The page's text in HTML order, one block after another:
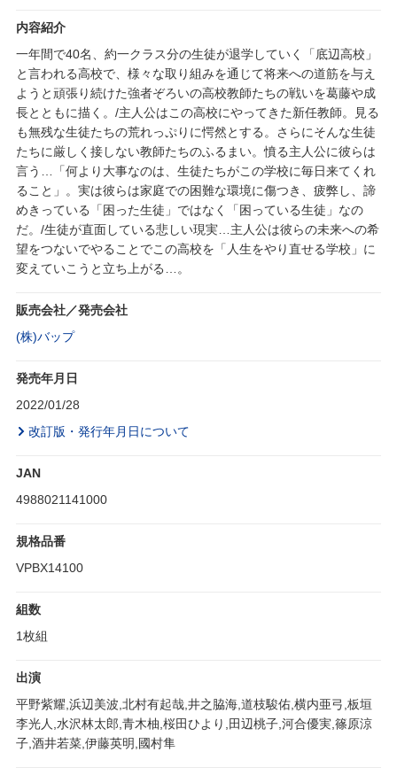
内容紹介
一年間で40名、約一クラス分の生徒が退学していく「底辺高校」
と言われる高校で、様々な取り組みを通じて将来への道筋を与え
ようと頑張り続けた強者ぞろいの高校教師たちの戦いを葛藤や成
長とともに描く。/主人公はこの高校にやってきた新任教師。見る
も無残な生徒たちの荒れっぷりに愕然とする。さらにそんな生徒
たちに厳しく接しない教師たちのふるまい。憤る主人公に彼らは
言う…「何より大事なのは、生徒たちがこの学校に毎日来てくれ
ること」。実は彼らは家庭での困難な環境に傷つき、疲弊し、諦
めきっている「困った生徒」ではなく「困っている生徒」なの
だ。/生徒が直面している悲しい現実…主人公は彼らの未来への希
望をつないでやることでこの高校を「人生をやり直せる学校」に
変えていこうと立ち上がる…。
販売会社／発売会社
(株)バップ
発売年月日
2022/01/28
改訂版・発行年月日について
JAN
4988021141000
規格品番
VPBX14100
組数
1枚組
出演
平野紫耀,浜辺美波,北村有起哉,井之脇海,道枝駿佑,横内亜弓,板垣
李光人,水沢林太郎,青木柚,桜田ひより,田辺桃子,河合優実,篠原涼
子,酒井若菜,伊藤英明,國村隼